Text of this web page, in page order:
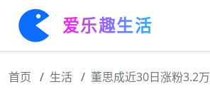
爱乐趣生活
首页 生活 董思成近30日涨粉3.2万